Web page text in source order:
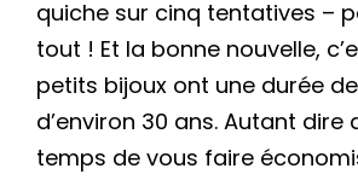
quiche sur cinq tentatives –
tout ! Et la bonne nouvelle,
petits bijoux ont une durée
d’environ 30 ans. Autant dire
temps de vous faire